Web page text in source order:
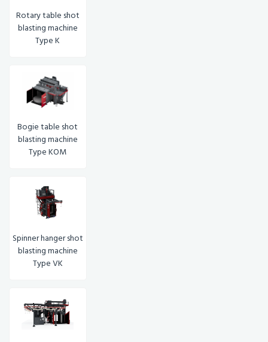
Rotary table shot
blasting machine
Type K
Bogie table shot
blasting machine
Type KOM
Spinner hanger shot
blasting machine
Type VK